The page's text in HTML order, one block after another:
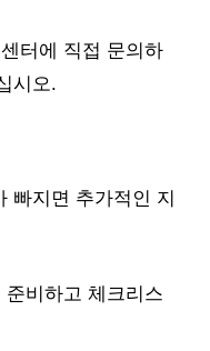
터에 직접 문의하
시오.
빠지면 추가적인 지
비하고 체크리스